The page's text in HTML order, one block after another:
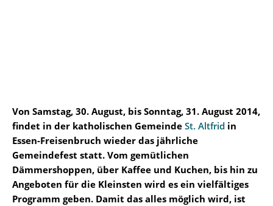
Von Samstag, 30. August, bis Sonntag, 31. August 2014,
findet in der katholischen Gemeinde St. Altfrid in
Essen-Freisenbruch wieder das jährliche
Gemeindefest statt. Vom gemütlichen
Dämmershoppen, über Kaffee und Kuchen, bis hin zu
Angeboten für die Kleinsten wird es ein vielfältiges
Programm geben. Damit das alles möglich wird, ist